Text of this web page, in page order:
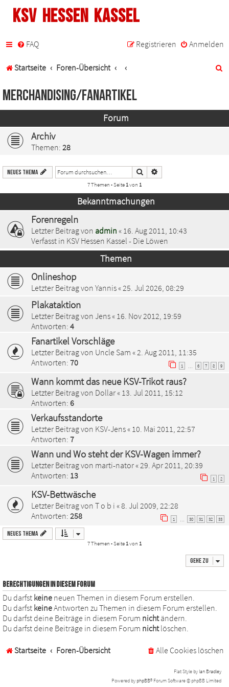
KSV Hessen Kassel
FAQ Anmelden
Registrieren
Startseite Foren-Übersicht
Merchandising/Fanartikel
Forum
Archiv
Themen: 28
Neues Thema Suche
7 Themen • Seite 1von 1
Bekanntmachungen
Forenregeln
Letzter Beitrag von admin « 16. Aug 2011, 10:43
Verfasst in KSV Hessen Kassel - Die Löwen
Themen
Onlineshop
Letzter Beitrag von Yannis« 25. Jul 2026, 08:29
Plakataktion
Letzter Beitrag von Jens« 16. Nov 2012, 19:59
Antworten: 4
Fanartikel Vorschläge
Letzter Beitrag von Uncle Sam « 2. Aug 2011, 11:35
Antworten: 70 1 6 7 8 9
Wann kommt das neue KSV-Trikot raus?
Letzter Beitrag von Dollar« 13. Jul 2011, 15:12
Antworten: 6
Verkaufsstandorte
Letzter Beitrag von KSV-Jens« 10. Mai 2011, 22:57
Antworten: 7
Wann und Wo steht der KSV-Wagen immer?
Letzter Beitrag von marti-nator« 29. Apr 2011, 20:39
Antworten: 13 1 2
KSV-Bettwäsche
Letzter Beitrag von T o b i «8. Jul 2009, 22:28
Antworten: 258 1 30 31 32 33
Neues Thema
7 Themen • Seite 1von 1
Gehe zu
BERECHTIGUNGEN IN DIESEM FORUM
Du darfst keine neuen Themen in diesem Forum erstellen.
Du darfst keineAntworten zu Themen in diesem Forum erstellen.
Du darfst deine Beiträge in diesem Forum nichtändern.
Du darfst deine Beiträge in diesem Forum nichtlöschen.
Startseite Foren-Übersicht Alle Cookies löschen
Flat Style by Ian Bradley
Powered by phpBB® Forum Software © phpBB Limited